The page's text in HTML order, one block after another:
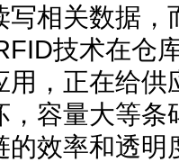
相关数据
技术在仓库
，正在给
容量大等
的效率和